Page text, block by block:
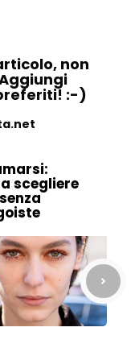
non
:-)
scegliere